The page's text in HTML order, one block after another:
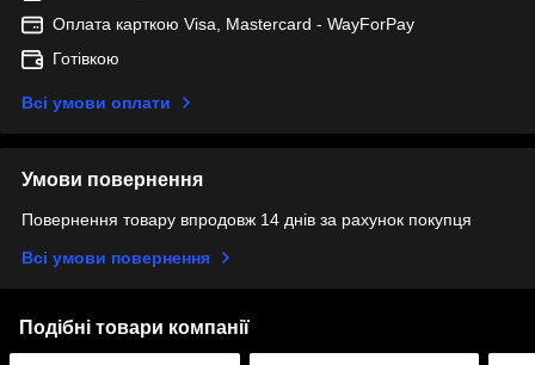
Оплата карткою Visa, Mastercard - WayForPay
Готівкою
Всі умови оплати
Умови повернення
Повернення товару впродовж 14 днів за рахунок покупця
Всі умови повернення
Подібні товари компанії